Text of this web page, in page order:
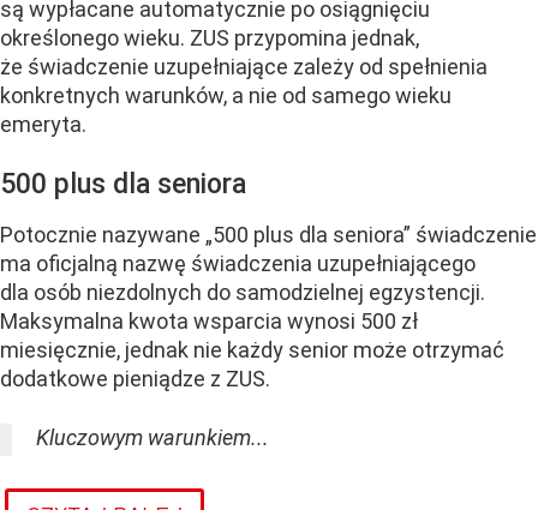
są wypłacane automatycznie po osiągnięciu
określonego wieku. ZUS przypomina jednak,
że świadczenie uzupełniające zależy od spełnienia
konkretnych warunków, a nie od samego wieku
emeryta.
500 plus dla seniora
Potocznie nazywane „500 plus dla seniora” świadczenie
ma oficjalną nazwę świadczenia uzupełniającego
dla osób niezdolnych do samodzielnej egzystencji.
Maksymalna kwota wsparcia wynosi 500 zł
miesięcznie, jednak nie każdy senior może otrzymać
dodatkowe pieniądze z ZUS.
Kluczowym warunkiem...